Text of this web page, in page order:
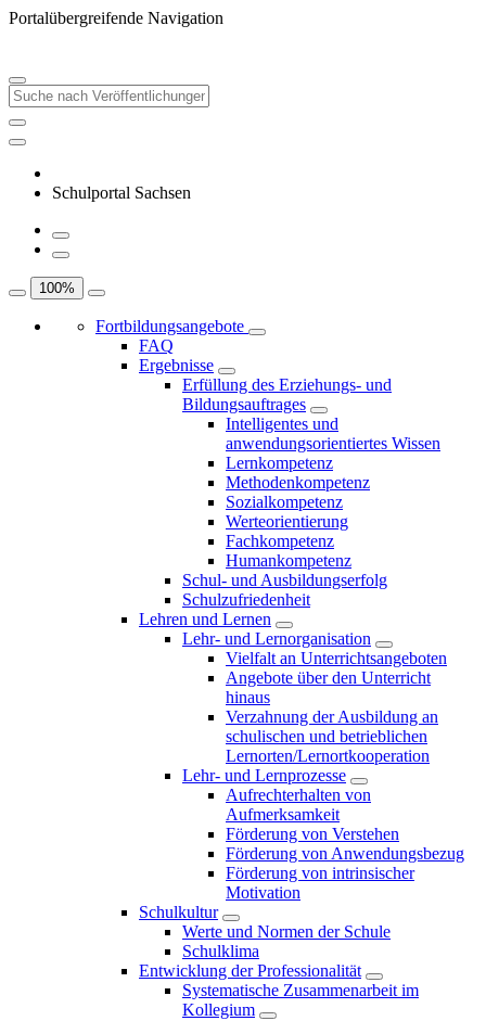
Portalübergreifende Navigation
Schulportal Sachsen
100%
Fortbildungsangebote
FAQ
Ergebnisse
Erfüllung des Erziehungs- und
Bildungsauftrages
Intelligentes und
anwendungsorientiertes Wissen
Lernkompetenz
Methodenkompetenz
Sozialkompetenz
Werteorientierung
Fachkompetenz
Humankompetenz
Schul- und Ausbildungserfolg
Schulzufriedenheit
Lehren und Lernen
Lehr- und Lernorganisation
Vielfalt an Unterrichtsangeboten
Angebote über den Unterricht
hinaus
Verzahnung der Ausbildung an
schulischen und betrieblichen
Lernorten/Lernortkooperation
Lehr- und Lernprozesse
Aufrechterhalten von
Aufmerksamkeit
Förderung von Verstehen
Förderung von Anwendungsbezug
Förderung von intrinsischer
Motivation
Schulkultur
Werte und Normen der Schule
Schulklima
Entwicklung der Professionalität
Systematische Zusammenarbeit im
Kollegium